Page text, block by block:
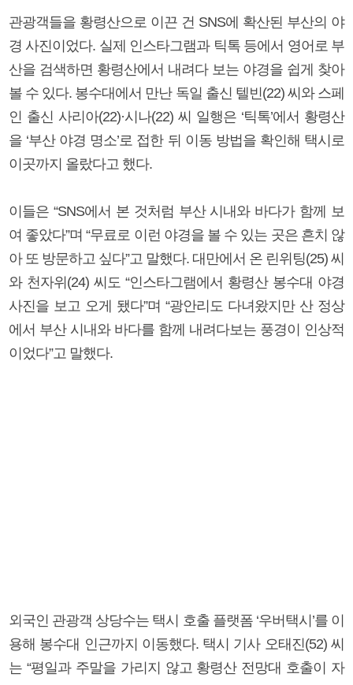
관광객들을 황령산으로 이끈 건 SNS에 확산된 부산의 야
경 사진이었다. 실제 인스타그램과 틱톡 등에서 영어로 부
산을 검색하면 황령산에서 내려다 보는 야경을 쉽게 찾아
볼 수 있다. 봉수대에서 만난 독일 출신 텔빈(22) 씨와 스페
인 출신 사리아(22)·시나(22) 씨 일행은 ‘틱톡’에서 황령산
을 ‘부산 야경 명소’로 접한 뒤 이동 방법을 확인해 택시로
이곳까지 올랐다고 했다.
이들은 “SNS에서 본 것처럼 부산 시내와 바다가 함께 보
여 좋았다”며 “무료로 이런 야경을 볼 수 있는 곳은 흔치 않
아 또 방문하고 싶다”고 말했다. 대만에서 온 린위팅(25) 씨
와 천자위(24) 씨도 “인스타그램에서 황령산 봉수대 야경
사진을 보고 오게 됐다”며 “광안리도 다녀왔지만 산 정상
에서 부산 시내와 바다를 함께 내려다보는 풍경이 인상적
이었다”고 말했다.
외국인 관광객 상당수는 택시 호출 플랫폼 ‘우버택시’를 이
용해 봉수대 인근까지 이동했다. 택시 기사 오태진(52) 씨
는 “평일과 주말을 가리지 않고 황령산 전망대 호출이 자